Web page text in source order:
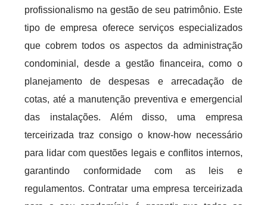
profissionalismo na gestão de seu patrimônio. Este
tipo de empresa oferece serviços especializados
que cobrem todos os aspectos da administração
condominial, desde a gestão financeira, como o
planejamento de despesas e arrecadação de
cotas, até a manutenção preventiva e emergencial
das instalações. Além disso, uma empresa
terceirizada traz consigo o know-how necessário
para lidar com questões legais e conflitos internos,
garantindo conformidade com as leis e
regulamentos. Contratar uma empresa terceirizada